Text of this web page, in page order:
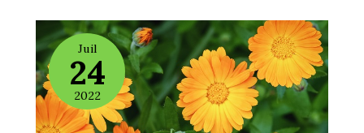
Juil
24
2022